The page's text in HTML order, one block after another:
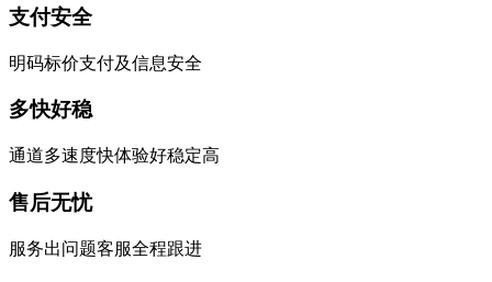
支付安全
明码标价支付及信息安全
多快好稳
通道多速度快体验好稳定高
售后无忧
服务出问题客服全程跟进